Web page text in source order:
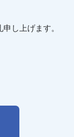
し上げます。